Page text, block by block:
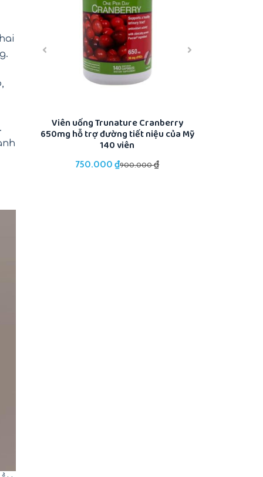
Mỹ
Viên uống Trunature Cranberry
650mg hỗ trợ đường tiết niệu của Mỹ
140 viên
900.000₫
750.000₫